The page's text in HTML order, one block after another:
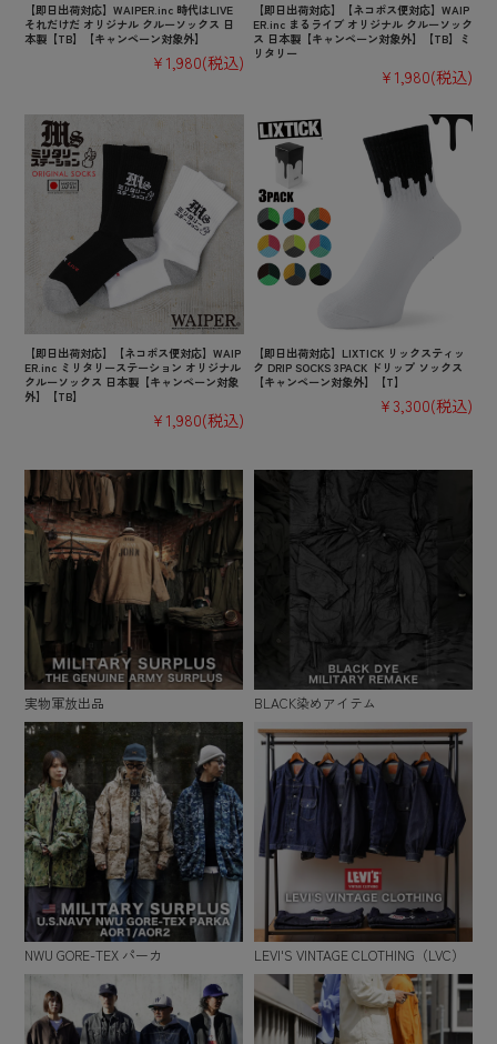
【即日出荷対応】WAIPER.inc 時代はLIVE
それだけだ オリジナル クルーソックス 日
本製【TB】【キャンペーン対象外】
¥1,980(税込)
【即日出荷対応】【ネコポス便対応】WAIP
ER.inc まるライブ オリジナル クルーソック
ス 日本製【キャンペーン対象外】【TB】ミ
リタリー
¥1,980(税込)
【即日出荷対応】【ネコポス便対応】WAIP
ER.inc ミリタリーステーション オリジナル
クルーソックス 日本製【キャンペーン対象
外】【TB】
¥1,980(税込)
【即日出荷対応】LIXTICK リックスティッ
ク DRIP SOCKS 3PACK ドリップ ソックス
【キャンペーン対象外】【T】
¥3,300(税込)
実物軍放出品 BLACK染めアイテム
NWU GORE-TEX パーカ LEVI'S VINTAGE CLOTHING（LVC）